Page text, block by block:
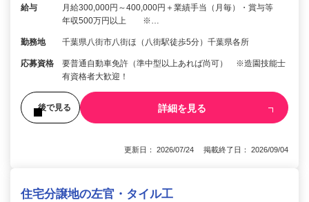
給与
月給300,000円～400,000円＋業績手当（月毎）・賞与等
年収500万円以上 ※…
勤務地 千葉県八街市八街ほ（八街駅徒歩5分）千葉県各所
応募資格
要普通自動車免許（準中型以上あれば尚可） ※造園技能士
有資格者大歓迎！
後で見る 詳細を見る
更新日： 2026/07/24 掲載終了日： 2026/09/04
住宅分譲地の左官・タイル工